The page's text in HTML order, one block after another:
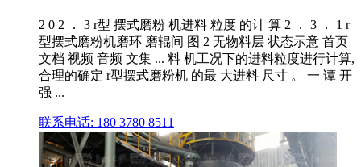
2 0 2 ． 3 r型 摆式磨粉 机进料 粒度 的计 算 2 ． 3 ． 1 r
型摆式磨粉机磨环 磨辊间 图 2 无物料层 状态示意 首页
文档 视频 音频 文集 ... 料 机工况下的进料粒度进行计算,
合理的确定 r型摆式磨粉机 的最 大进料 尺寸 。 一 谭 开
强 ...
联系电话: 180 3780 8511